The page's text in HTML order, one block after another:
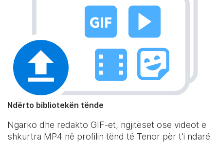
Ndërto bibliotekën tënde
Ngarko dhe redakto GIF-et, ngjitëset ose videot e
shkurtra MP4 në profilin tënd të Tenor për t'i ndarë